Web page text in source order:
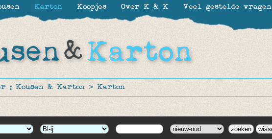
: Kousen & Karton > Karton
Karton Koopjes Over K & K Veel gestelde vragen